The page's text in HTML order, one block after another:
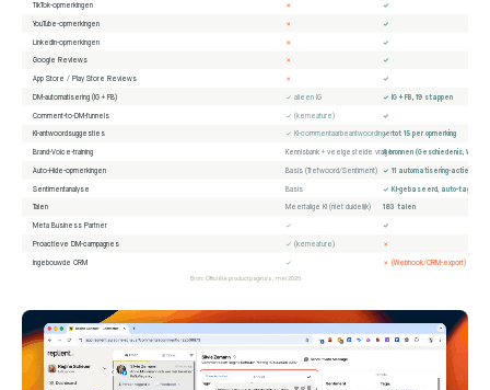
TikTok-opmerkingen ✗ ✓
YouTube-opmerkingen ✗ ✓
LinkedIn-opmerkingen ✗ ✓
Google Reviews ✗ ✓
App Store / Play Store Reviews ✗ ✓
DM-automatisering (IG + FB) ✓ alleen IG ✓ IG + FB, 19 stappen
Comment-to-DM-funnels ✓ (kerneature) ✓
KI-antwoordsuggesties ✓ KI-commentaarbeantwoordingen✓ tot 15 per opmerking
Brand-Voice-training Kennisbank + veelgestelde vragen4 bronnen (Geschiedenis, Web,
Auto-Hide-opmerkingen Basis (Trefwoord/Sentiment) ✓ 11 automatisering-acties
Sentimentanalyse Basis ✓ KI-gebaseerd, auto-tagging
Talen Meertalige KI (niet duidelijk) 183 talen
Meta Business Partner ✓ ✓
Proactieve DM-campagnes ✓ (kerneature) ✗
Ingebouwde CRM ✓ ✗ (Webhook/CRM-export)
Bron: Officiële productpagina's, mei 2026